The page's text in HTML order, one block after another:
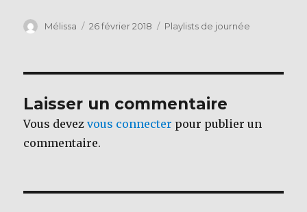
c
b
o
o
k
it
r
Auteur
Mélissa
Publié
26 février 2018 Catégories
Playlists de journée
Laisser un commentaire
Vous devezvous connecter pour publier un
commentaire.